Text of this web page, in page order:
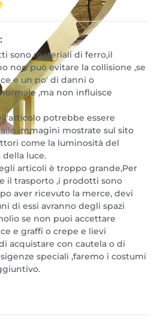
sono materiali di ferro,il
non può evitare la collisione ,se
e un po' di danni o
,ma non influisce
potrebbe essere
immagini mostrate sul sito
come la luminosità del
luce.
articoli è troppo grande,Per
il trasporto ,i prodotti sono
aver ricevuto la merce, devi
di essi avranno degli spazi
se non puoi accettare
e graffi o crepe e lievi
acquistare con cautela o di
speciali ,faremo i costumi